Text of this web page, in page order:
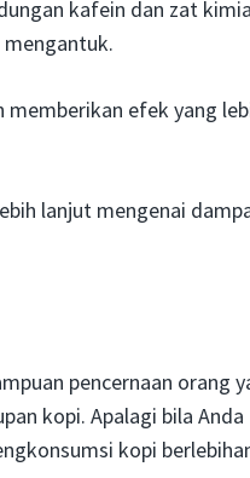
kafein dan zat kimia
memberikan efek yang
lanjut mengenai
pencernaan orang
kopi. Apalagi bila Anda
kopi